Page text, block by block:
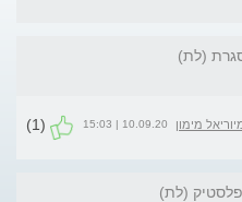
(לת)
מימון 10.09.20 | 15:03
(1)
פלסטיק (לת)